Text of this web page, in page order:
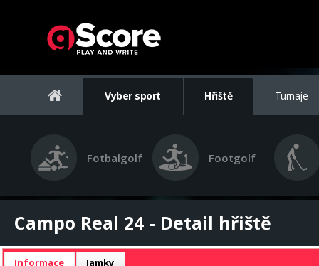
Vyber sport Hřiště Turnaje
Fotbalgolf Footgolf
Campo Real 24 - Detail hřiště
Informace Jamky